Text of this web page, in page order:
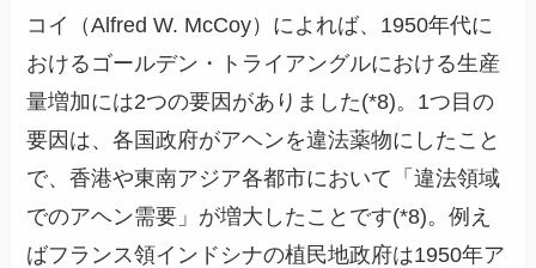
コイ（Alfred W. McCoy）によれば、1950年代に
おけるゴールデン・トライアングルにおける生産
量増加には2つの要因がありました(*8)。1つ目の
要因は、各国政府がアヘンを違法薬物にしたこと
で、香港や東南アジア各都市において「違法領域
でのアヘン需要」が増大したことです(*8)。例え
ばフランス領インドシナの植民地政府は1950年ア